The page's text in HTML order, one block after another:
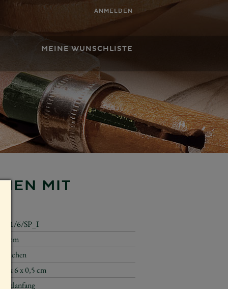
ANMELDEN
MEINE WUNSCHLISTE
MIT
5241/6/SP_I
6,5 cm
Mädchen
8,5 x 6 x 0,5 cm
Schulanfang